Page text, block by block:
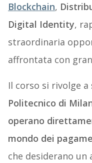
Blockchain,
Digital Identity,
straordinaria
affrontata con
Il corso si rivolge a
Politecnico di
operano
mondo dei
che desiderano